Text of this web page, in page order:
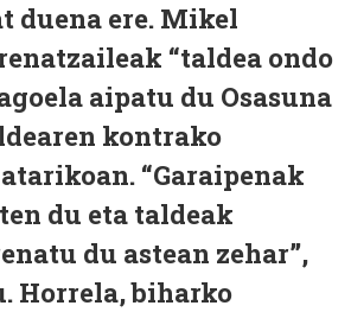
duena ere. Mikel
“taldea ondo
aipatu du Osasuna
kontrako
“Garaipenak
du eta taldeak
du astean zehar”,
Horrela, biharko